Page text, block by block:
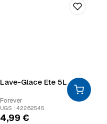
Lave-Glace Ete 5L
Forever
UGS : 42262545
4,99 €